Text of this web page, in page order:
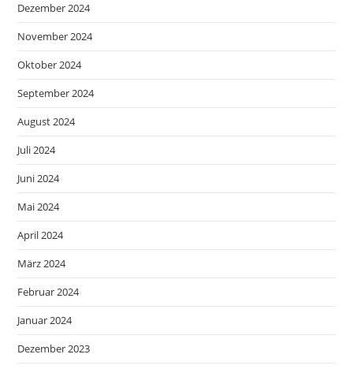
Dezember 2024
November 2024
Oktober 2024
September 2024
August 2024
Juli 2024
Juni 2024
Mai 2024
April 2024
März 2024
Februar 2024
Januar 2024
Dezember 2023